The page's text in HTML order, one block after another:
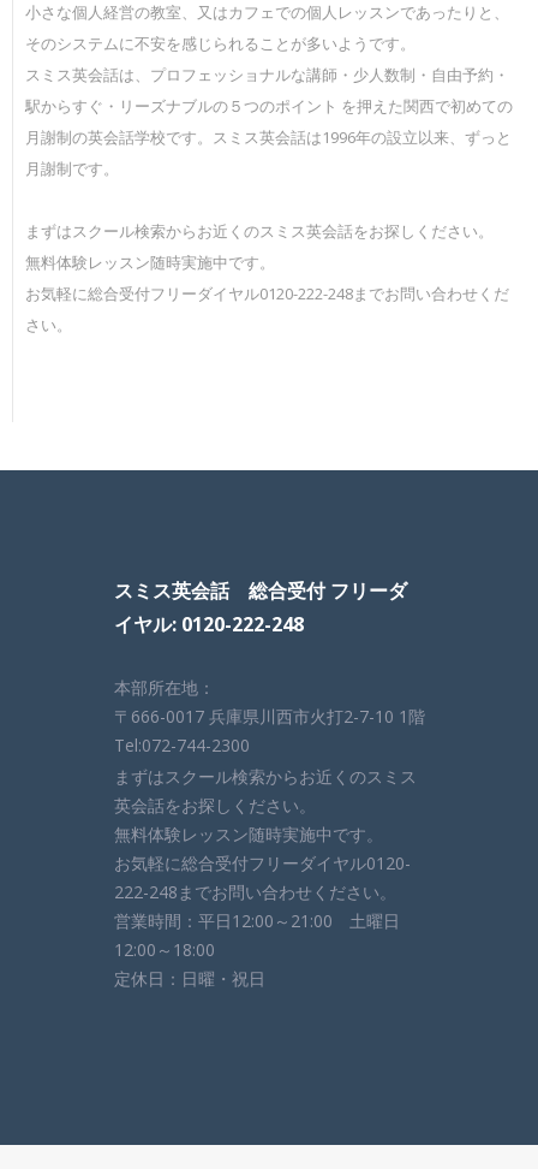
小さな個人経営の教室、又はカフェでの個人レッスンであったりと、
そのシステムに不安を感じられることが多いようです。
スミス英会話は、プロフェッショナルな講師・少人数制・自由予約・
駅からすぐ・リーズナブルの５つのポイント を押えた関西で初めての
月謝制の英会話学校です。スミス英会話は1996年の設立以来、ずっと
月謝制です。
まずはスクール検索からお近くのスミス英会話をお探しください。
無料体験レッスン随時実施中です。
お気軽に総合受付フリーダイヤル0120-222-248までお問い合わせくだ
さい。
スミス英会話 総合受付 フリーダ
イヤル: 0120-222-248
本部所在地：
〒666-0017 兵庫県川西市火打2-7-10 1階
Tel:072-744-2300
まずはスクール検索からお近くのスミス
英会話をお探しください。
無料体験レッスン随時実施中です。
お気軽に総合受付フリーダイヤル0120-
222-248までお問い合わせください。
営業時間：平日12:00～21:00 土曜日
12:00～18:00
定休日：日曜・祝日